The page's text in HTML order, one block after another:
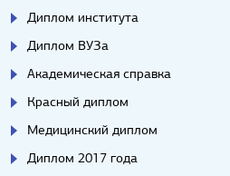
Диплом института
Диплом ВУЗа
Академическая справка
Красный диплом
Медицинский диплом
Диплом 2017 года